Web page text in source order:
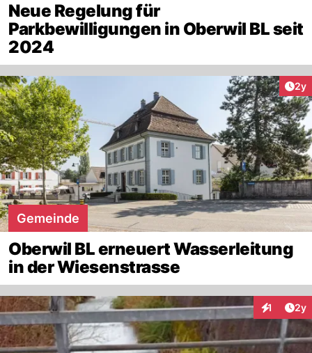
Neue Regelung für
Parkbewilligungen in Oberwil BL seit
2024
2y
Gemeinde
Oberwil BL erneuert Wasserleitung
in der Wiesenstrasse
1 2y